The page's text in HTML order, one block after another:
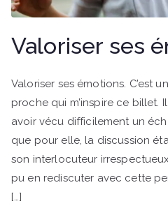
Valoriser ses
Valoriser ses émotions. C’est
proche qui m’inspire ce billet.
avoir vécu difficilement un
que pour elle, la discussion
son interlocuteur
pu en rediscuter avec cette
[…]